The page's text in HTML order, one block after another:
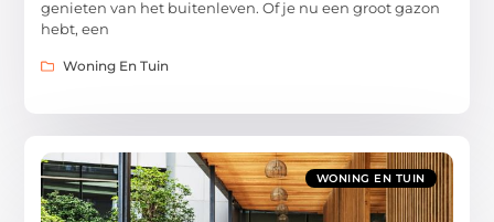
genieten van het buitenleven. Of je nu een groot gazon
hebt, een
Woning En Tuin
WONING EN TUIN